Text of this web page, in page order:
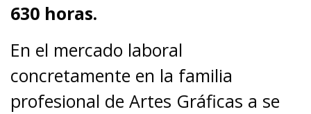
630 horas.
En el mercado laboral
concretamente en la familia
profesional de Artes Gráficas a se